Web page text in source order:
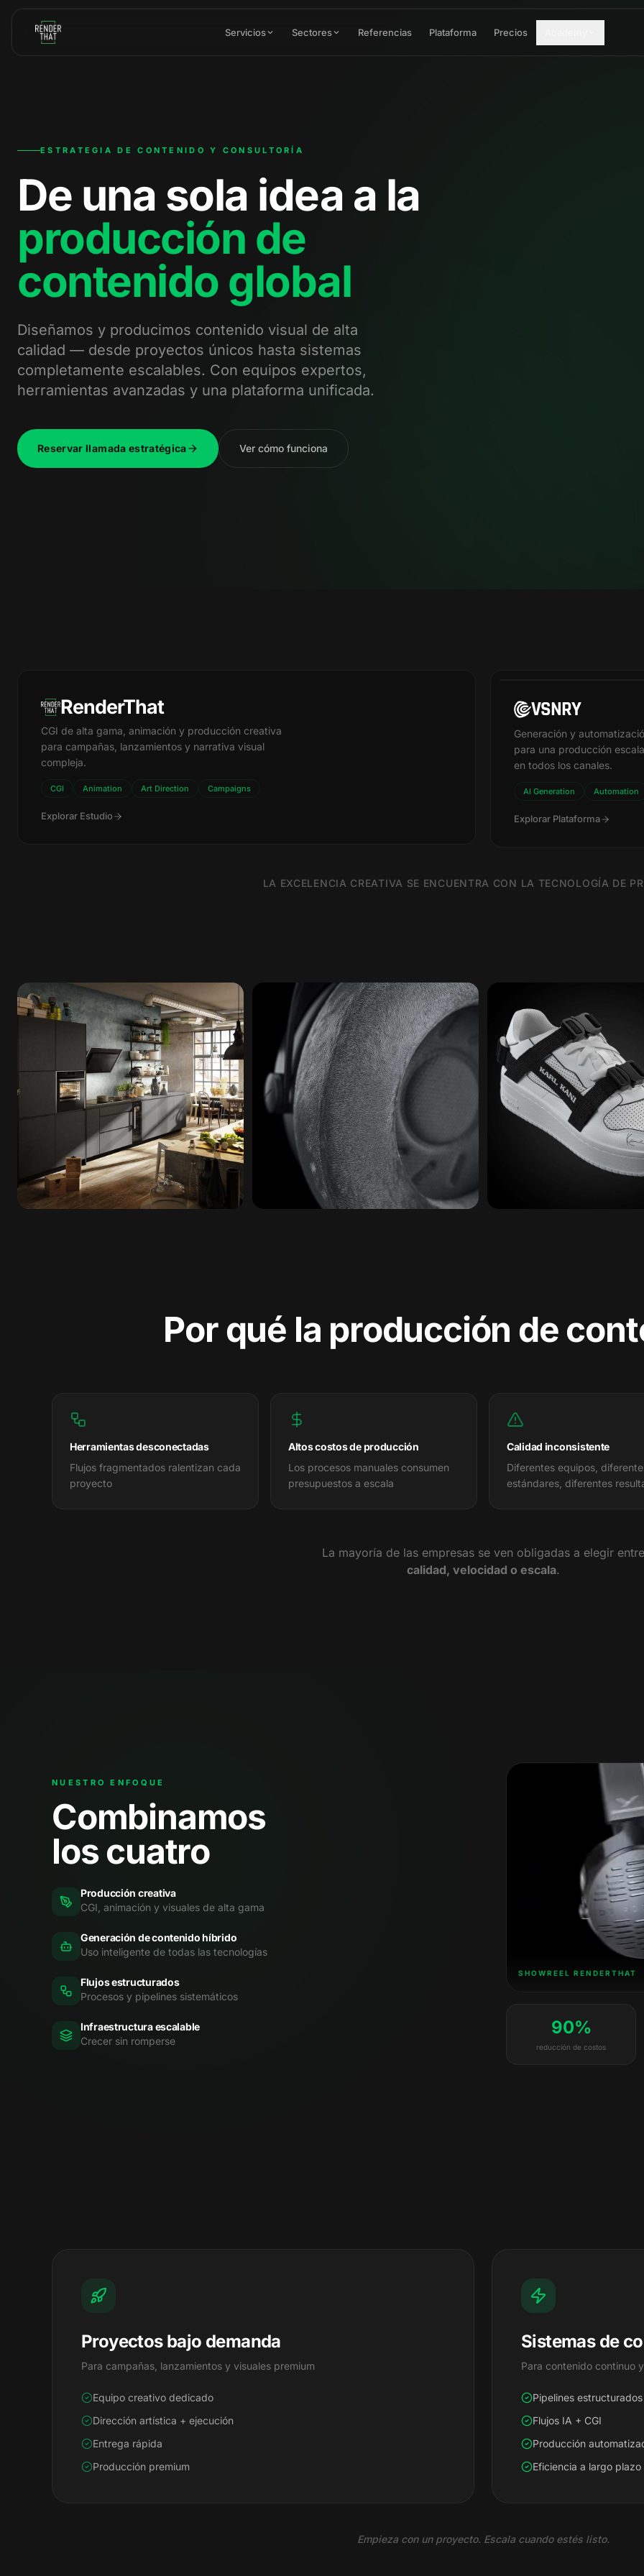
Servicios Sectores Referencias Plataforma Precios
ESTRATEGIA DE CONTENIDO Y CONSULTORÍA
De una sola idea a la
producción de
contenido global
Diseñamos y producimos contenido visual de alta
calidad — desde proyectos únicos hasta sistemas
completamente escalables. Con equipos expertos,
herramientas avanzadas y una plataforma unificada.
Reservar llamada estratégica Ver cómo funciona
ESTUDIO
RenderThat
CGI de alta gama, animación y producción creativa
para campañas, lanzamientos y narrativa visual
compleja.
CGI Animation Art Direction Campaigns
Explorar Estudio
const pipeline =
  name: 'product-campaign',
    sources: [
{ type: 'ai', model:
    steps: [
PLATAFORMA
VSNRY
Generación y
para una producción
en todos los canales.
AI Generation Automation
Explorar Plataforma
LA EXCELENCIA CREATIVA SE ENCUENTRA CON LA TECNOLOGÍA DE
Por qué la producción de
Herramientas desconectadas
Flujos fragmentados ralentizan cada
proyecto
Altos costos de producción
Los procesos manuales consumen
presupuestos a escala
Calidad inconsistente
Diferentes equipos,
estándares, diferentes
La mayoría de las empresas se ven obligadas a elegir entre
calidad, velocidad o escala.
NUESTRO ENFOQUE
Combinamos
los cuatro
Producción creativa
CGI, animación y visuales de alta gama
Generación de contenido híbrido
Uso inteligente de todas las tecnologías
Flujos estructurados
Procesos y pipelines sistemáticos
Infraestructura escalable
Crecer sin romperse
SHOWREEL RENDERTHAT
90%
reducción de costos
Proyectos bajo demanda
Para campañas, lanzamientos y visuales premium
Equipo creativo dedicado
Dirección artística + ejecución
Entrega rápida
Producción premium
Sistemas de
Para contenido continuo
Pipelines estructurados
Flujos IA + CGI
Producción
Eficiencia a largo plazo
Empieza con un proyecto. Escala cuando estés listo.